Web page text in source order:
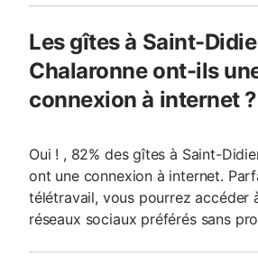
Les gîtes à Saint-
Chalaronne ont-ils
connexion à internet ?
Oui ! , 82% des gîtes à Saint-
ont une connexion à internet.
télétravail, vous pourrez accéder
réseaux sociaux préférés sans